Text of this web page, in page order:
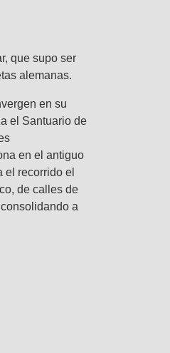
que supo ser
alemanas.
en su
el Santuario de
en el antiguo
recorrido el
de calles de
a